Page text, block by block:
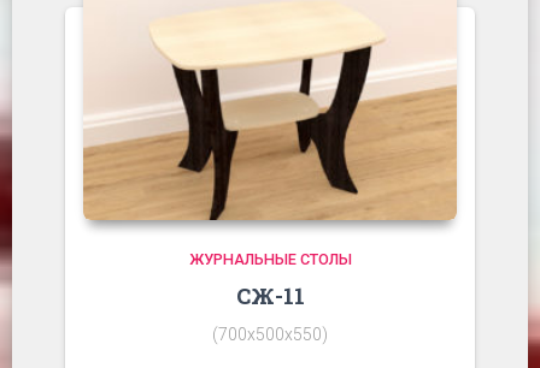
ЖУРНАЛЬНЫЕ СТОЛЫ
СЖ-11
(700х500х550)